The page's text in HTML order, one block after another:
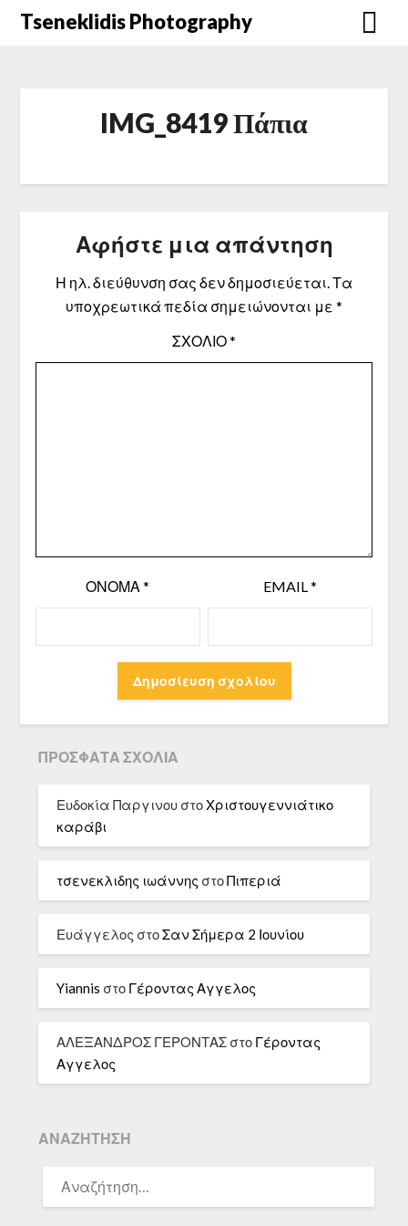
Μετάβαση
Tseneklidis Photography
IMG_8419 Πάπια
Αφήστε μια απάντηση
Η ηλ. διεύθυνση σας δεν δημοσιεύεται.Τα
υποχρεωτικά πεδία σημειώνονται με *
ΣΧΌΛΙΟ*
ΌΝΟΜΑ* EMAIL*
ΠΡΌΣΦΑΤΑ ΣΧΌΛΙΑ
Ευδοκία Παργινου στοΧριστουγεννιάτικο
καράβι
τσενεκλιδης ιωάννης στοΠιπεριά
Ευάγγελος στοΣαν Σήμερα 2 Ιουνίου
Yiannis στο Γέροντας Αγγελος
ΑΛΕΞΑΝΔΡΟΣ ΓΕΡΟΝΤΑΣ στο Γέροντας
Αγγελος
ΑΝΑΖΉΤΗΣΗ
ΓΙΑ: